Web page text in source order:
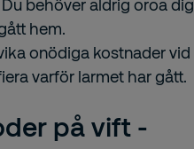
behöver aldrig oroa dig
hem.
onödiga kostnader vid
varför larmet har gått.
på vift -